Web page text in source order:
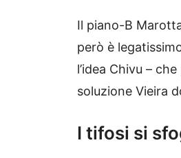
Il piano-B
però è
l’idea Chivu –
soluzione Vieira
I tifosi si